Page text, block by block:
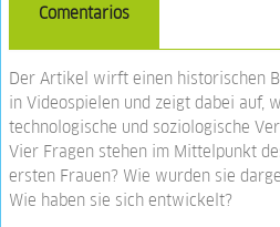
Comentarios
Der Artikel wirft einen historischen
in Videospielen und zeigt dabei auf,
technologische und soziologische
Vier Fragen stehen im Mittelpunkt
ersten Frauen? Wie wurden sie
Wie haben sie sich entwickelt?